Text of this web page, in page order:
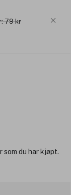
79 kr
du har kjøpt.